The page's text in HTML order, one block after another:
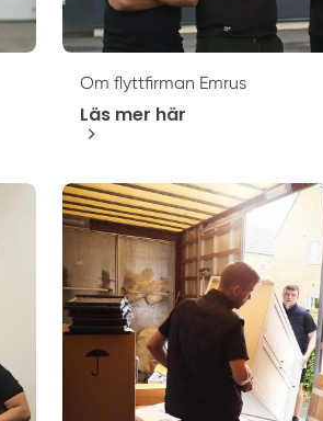
Om flyttfirman Emrus
Läs mer här